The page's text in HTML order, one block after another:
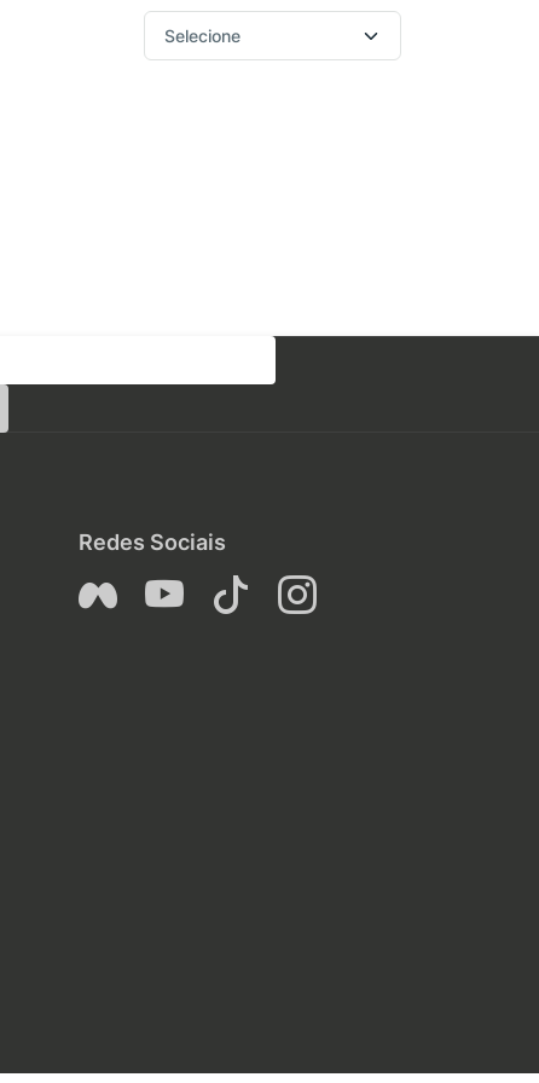
Redes Sociais